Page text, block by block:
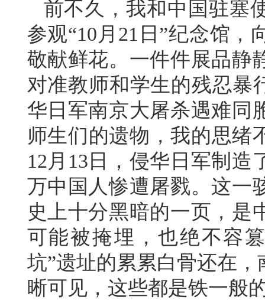
前不久，我和中国驻塞
参观“10月21日”纪念馆
敬献鲜花。一件件展品静
对准教师和学生的残忍暴
华日军南京大屠杀遇难同
师生们的遗物，我的思绪
12月13日，侵华日军制造
万中国人惨遭屠戮。这一
史上十分黑暗的一页，是
可能被掩埋，也绝不容
坑”遗址的累累白骨还在
晰可见，这些都是铁一般